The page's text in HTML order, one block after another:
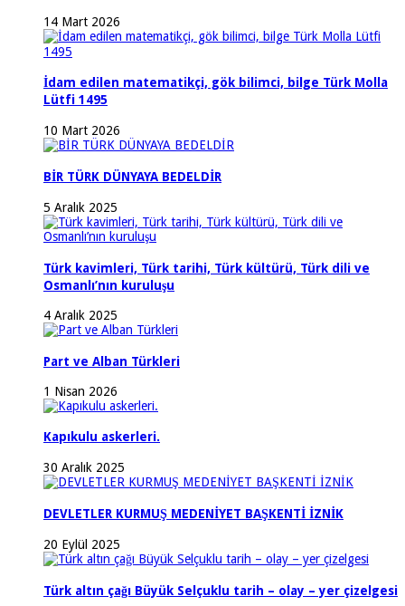
14 Mart 2026
İdam edilen matematikçi, gök bilimci, bilge Türk Molla
Lütfi 1495
10 Mart 2026
BİR TÜRK DÜNYAYA BEDELDİR
5 Aralık 2025
Türk kavimleri, Türk tarihi, Türk kültürü, Türk dili ve
Osmanlı’nın kuruluşu
4 Aralık 2025
Part ve Alban Türkleri
1 Nisan 2026
Kapıkulu askerleri.
30 Aralık 2025
DEVLETLER KURMUŞ MEDENİYET BAŞKENTİ İZNİK
20 Eylül 2025
Türk altın çağı Büyük Selçuklu tarih – olay – yer çizelgesi